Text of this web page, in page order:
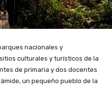
nacionales y
culturales y turísticos de la
de primaria y dos docentes
un pequeño pueblo de la